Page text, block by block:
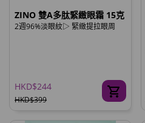
ZINO 雙A多肽緊緻眼霜 15克
2週96%淡眼紋▷ 緊緻提拉眼周
HKD$244
HKD$399